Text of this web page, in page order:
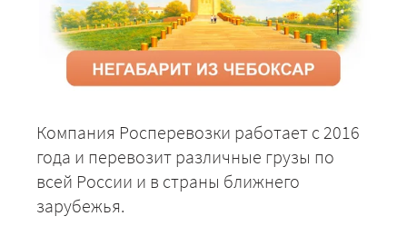
Компания Росперевозки работает с 2016
года и перевозит различные грузы по
всей России и в страны ближнего
зарубежья.